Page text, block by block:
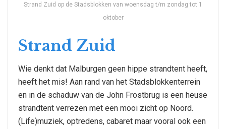
Strand Zuid op de Stadsblokken van woensdag t/m zondag tot 1
oktober
Strand Zuid
Wie denkt dat Malburgen geen hippe strandtent heeft,
heeft het mis! Aan rand van het Stadsblokkenterrein
en in de schaduw van de John Frostbrug is een heuse
strandtent verrezen met een mooi zicht op Noord.
(Life)muziek, optredens, cabaret maar vooral ook een